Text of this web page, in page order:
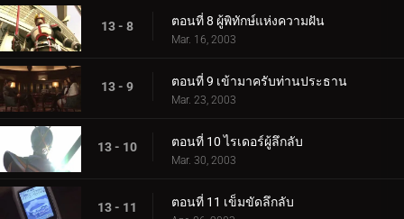
13 - 8 ตอนที่ 8 ผู้พิทักษ์แห่งความฝัน
Mar. 16, 2003
13 - 9 ตอนที่ 9 เข้ามาครับท่านประธาน
Mar. 23, 2003
13 - 10 ตอนที่ 10 ไรเดอร์ผู้ลึกลับ
Mar. 30, 2003
13 - 11 ตอนที่ 11 เข็มขัดลึกลับ